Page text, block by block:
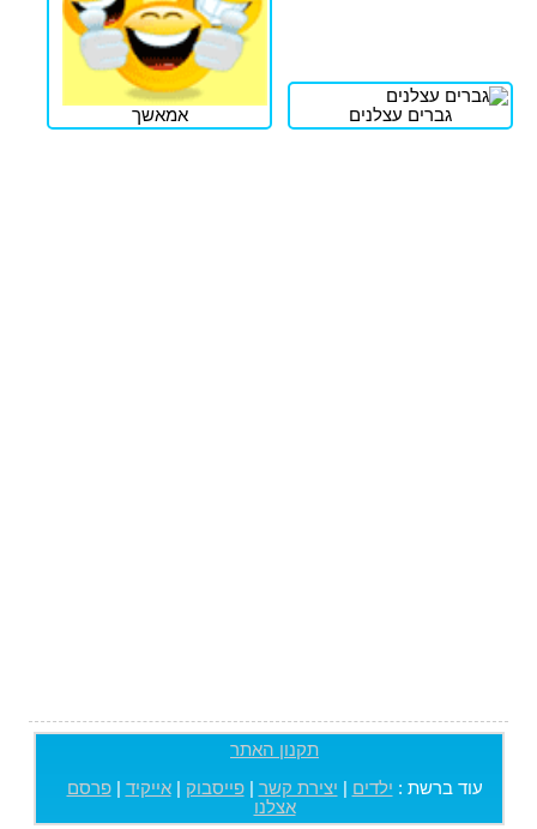
גברים עצלנים אמאשך
תקנון האתר
עוד ברשת : ילדים יצירת קשר |פייסבוק |אייקיד |פרסם
אצלנו